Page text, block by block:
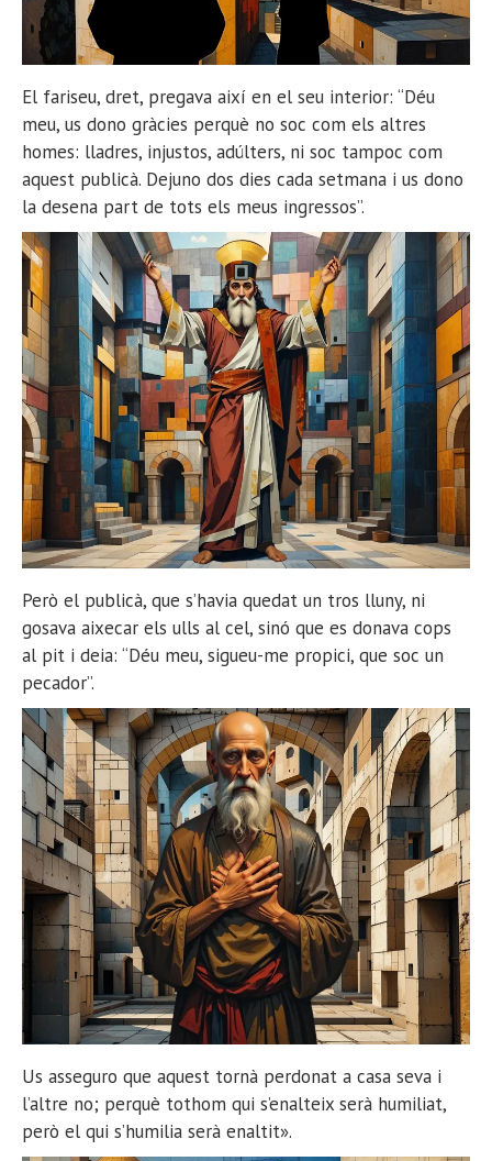
El fariseu, dret, pregava així en el seu interior: “Déu
meu, us dono gràcies perquè no soc com els altres
homes: lladres, injustos, adúlters, ni soc tampoc com
aquest publicà. Dejuno dos dies cada setmana i us dono
la desena part de tots els meus ingressos”.
Però el publicà, que s’havia quedat un tros lluny, ni
gosava aixecar els ulls al cel, sinó que es donava cops
al pit i deia: “Déu meu, sigueu-me propici, que soc un
pecador”.
Us asseguro que aquest tornà perdonat a casa seva i
l’altre no; perquè tothom qui s’enalteix serà humiliat,
però el qui s’humilia serà enaltit».